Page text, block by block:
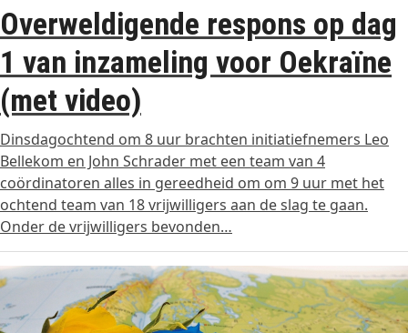
Overweldigende respons op dag
1 van inzameling voor Oekraïne
(met video)
Dinsdagochtend om 8 uur brachten initiatiefnemers Leo
Bellekom en John Schrader met een team van 4
coördinatoren alles in gereedheid om om 9 uur met het
ochtend team van 18 vrijwilligers aan de slag te gaan.
Onder de vrijwilligers bevonden…